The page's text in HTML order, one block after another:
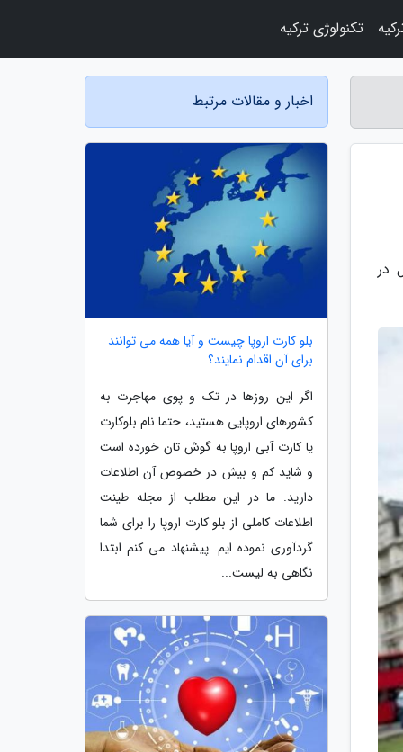
در
اخبار و مقالات مرتبط
بلو کارت اروپا چیست و آیا همه می توانند
برای آن اقدام نمایند؟
اگر این روزها در تک و پوی مهاجرت به
کشورهای اروپایی هستید، حتما نام بلوکارت
یا کارت آبی اروپا به گوش تان خورده است
و شاید کم و بیش در خصوص آن اطلاعات
دارید. ما در این مطلب از مجله طینت
اطلاعات کاملی از بلو کارت اروپا را برای شما
گردآوری نموده ایم. پیشنهاد می کنم ابتدا
نگاهی به لیست...
تکنولوژی ترکیه